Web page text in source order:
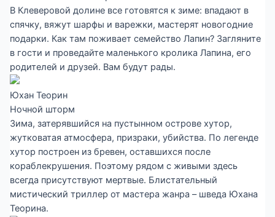
В Клеверовой долине все готовятся к зиме: впадают в
спячку, вяжут шарфы и варежки, мастерят новогодние
подарки. Как там поживает семейство Лапин? Загляните
в гости и проведайте маленького кролика Лапина, его
родителей и друзей. Вам будут рады.
Юхан Теорин
Ночной шторм
Зима, затерявшийся на пустынном острове хутор,
жутковатая атмосфера, призраки, убийства. По легенде
хутор построен из бревен, оставшихся после
кораблекрушения. Поэтому рядом с живыми здесь
всегда присутствуют мертвые. Блистательный
мистический триллер от мастера жанра – шведа Юхана
Теорина.